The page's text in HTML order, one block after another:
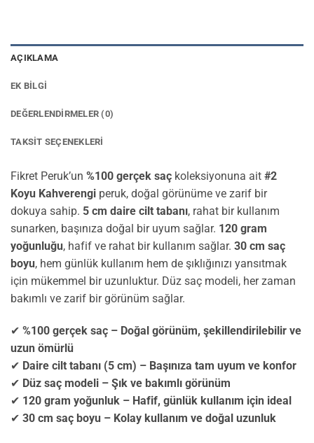
AÇIKLAMA
EK BILGI
DEĞERLENDIRMELER (0)
TAKSIT SEÇENEKLERI
Fikret Peruk’un %100 gerçek saç koleksiyonuna ait #2
Koyu Kahverengi peruk, doğal görünüme ve zarif bir
dokuya sahip. 5 cm daire cilt tabanı, rahat bir kullanım
sunarken, başınıza doğal bir uyum sağlar. 120 gram
yoğunluğu, hafif ve rahat bir kullanım sağlar. 30 cm saç
boyu, hem günlük kullanım hem de şıklığınızı yansıtmak
için mükemmel bir uzunluktur. Düz saç modeli, her zaman
bakımlı ve zarif bir görünüm sağlar.
✔ %100 gerçek saç – Doğal görünüm, şekillendirilebilir ve
uzun ömürlü
✔ Daire cilt tabanı (5 cm) – Başınıza tam uyum ve konfor
✔ Düz saç modeli – Şık ve bakımlı görünüm
✔ 120 gram yoğunluk – Hafif, günlük kullanım için ideal
✔ 30 cm saç boyu – Kolay kullanım ve doğal uzunluk